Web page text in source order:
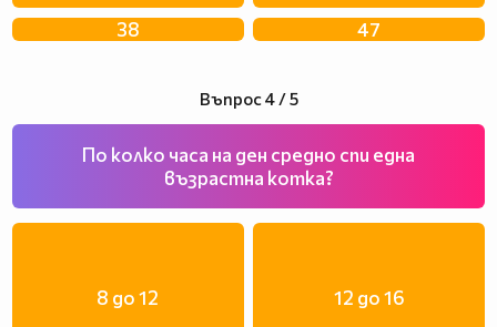
38 47
Въпрос 4 / 5
По колко часа на ден средно спи една
възрастна котка?
8 до 12 12 до 16